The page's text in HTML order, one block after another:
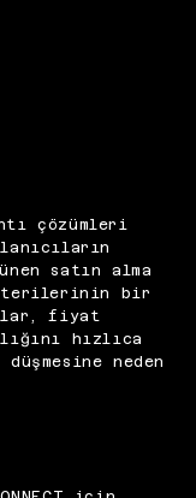
çözümleri
satın alma
bir
fiyat
hızlıca
neden